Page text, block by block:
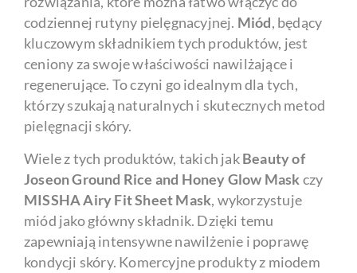
codziennej rutyny pielęgnacyjnej. Miód, będący
kluczowym składnikiem tych produktów, jest
ceniony za swoje właściwości nawilżające i
regenerujące. To czyni go idealnym dla tych,
którzy szukają naturalnych i skutecznych metod
pielęgnacji skóry.
Wiele z tych produktów, takich jakBeauty of
Joseon Ground Rice and Honey Glow Maskczy
MISSHA Airy Fit Sheet Mask, wykorzystuje
miód jako główny składnik. Dzięki temu
zapewniają intensywne nawilżenie i poprawę
kondycji skóry. Komercyjne produkty z miodem